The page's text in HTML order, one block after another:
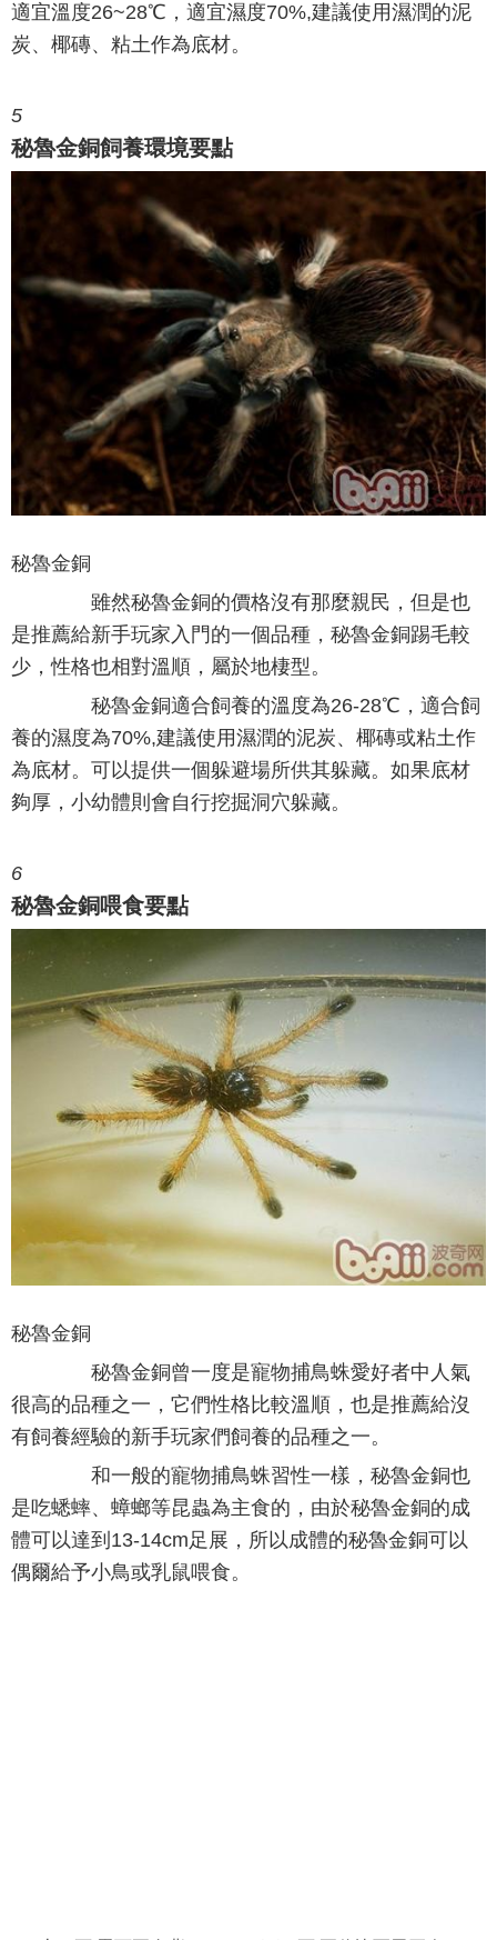
適宜溫度26~28℃，適宜濕度70%,建議使用濕潤的泥
炭、椰磚、粘土作為底材。
5
秘魯金銅飼養環境要點
秘魯金銅
雖然秘魯金銅的價格沒有那麼親民，但是也
是推薦給新手玩家入門的一個品種，秘魯金銅踢毛較
少，性格也相對溫順，屬於地棲型。
秘魯金銅適合飼養的溫度為26-28℃，適合飼
養的濕度為70%,建議使用濕潤的泥炭、椰磚或粘土作
為底材。可以提供一個躲避場所供其躲藏。如果底材
夠厚，小幼體則會自行挖掘洞穴躲藏。
6
秘魯金銅喂食要點
秘魯金銅
秘魯金銅曾一度是寵物捕鳥蛛愛好者中人氣
很高的品種之一，它們性格比較溫順，也是推薦給沒
有飼養經驗的新手玩家們飼養的品種之一。
和一般的寵物捕鳥蛛習性一樣，秘魯金銅也
是吃蟋蟀、蟑螂等昆蟲為主食的，由於秘魯金銅的成
體可以達到13-14cm足展，所以成體的秘魯金銅可以
偶爾給予小鳥或乳鼠喂食。